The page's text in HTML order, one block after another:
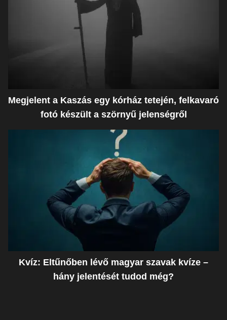
Megjelent a Kaszás egy kórház tetején, felkavaró
fotó készült a szörnyű jelenségről
Kvíz: Eltűnőben lévő magyar szavak kvíze –
hány jelentését tudod még?